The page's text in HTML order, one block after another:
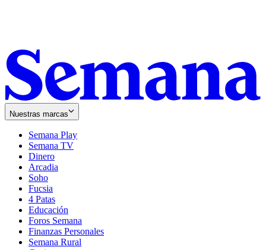
Nuestras marcas
Semana Play
Semana TV
Dinero
Arcadia
Soho
in
new
window
Fucsia
in
new
window
4 Patas
Educación
Foros Semana
Finanzas Personales
Semana Rural